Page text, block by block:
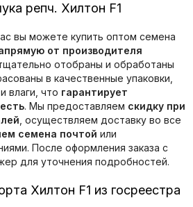
репч. Хилтон F1
вы можете купить оптом семена
от производителя
отобраны и обработаны
в качественные упаковки,
влаги, что гарантирует
. Мы предоставляем скидку при
, осуществляем доставку во все
семена почтой или
После оформления заказа с
для уточнения подробностей.
Хилтон F1 из госреестра